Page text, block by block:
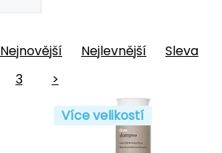
Nejnovější Nejlevnější
Sleva
3
>
Více velikostí